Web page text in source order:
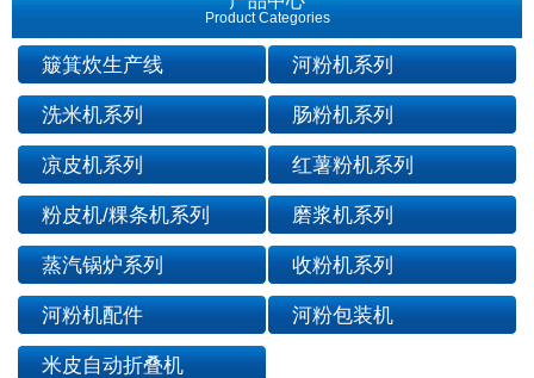
Product Categories
簸箕炊生产线 河粉机系列
洗米机系列 肠粉机系列
凉皮机系列 红薯粉机系列
粉皮机/粿条机系列 磨浆机系列
蒸汽锅炉系列 收粉机系列
河粉机配件 河粉包装机
米皮自动折叠机